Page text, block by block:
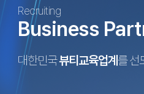
Recruiting
Business
대한민국뷰티교육업계 를 선